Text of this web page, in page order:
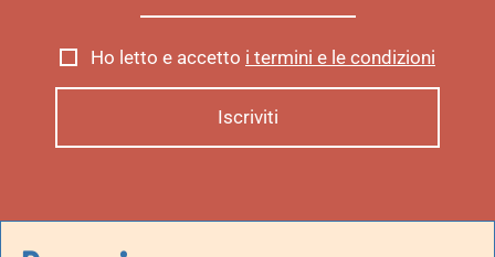
Ho letto e accetto i termini e le condizioni